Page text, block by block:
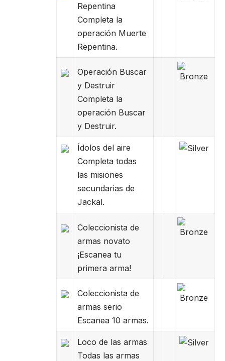
Repentina
Completa la
operación Muerte
Repentina.
Operación Buscar
y Destruir
Completa la
operación Buscar
y Destruir.
Ídolos del aire
Completa todas
las misiones
secundarias de
Jackal.
Coleccionista de
armas novato
¡Escanea tu
primera arma!
Coleccionista de
armas serio
Escanea 10 armas.
Loco de las armas
Todas las armas